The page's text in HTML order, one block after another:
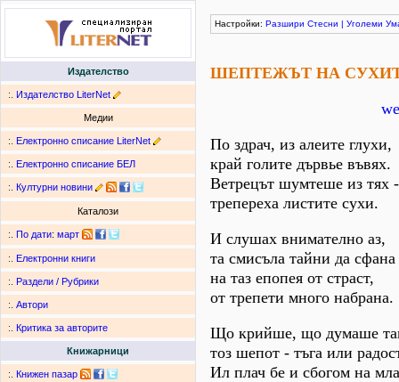
Издателство
:. Издателство LiterNet
Медии
:. Електронно списание LiterNet
:. Електронно списание БЕЛ
:. Културни новини
Каталози
:. По дати: март
:. Електронни книги
:. Раздели / Рубрики
:. Автори
:. Критика за авторите
Книжарници
:. Книжен пазар
Настройки: Разшири Стесни | Уголеми
ШЕПТЕЖЪТ НА
По здрач, из алеите глухи,
край голите дървье въвях.
Ветрецът шумтеше из тях -
трепереха листите сухи.
И слушах внимателно аз,
та смисъла тайни да сфана
на таз епопея от страст,
от трепети много набрана.
Що крийше, що думаше
тоз шепот - тъга или
Ил плач бе и сбогом на